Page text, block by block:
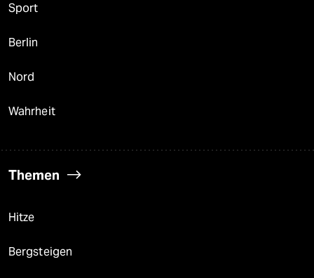
Sport
Berlin
Nord
Wahrheit
Themen
Hitze
Bergsteigen